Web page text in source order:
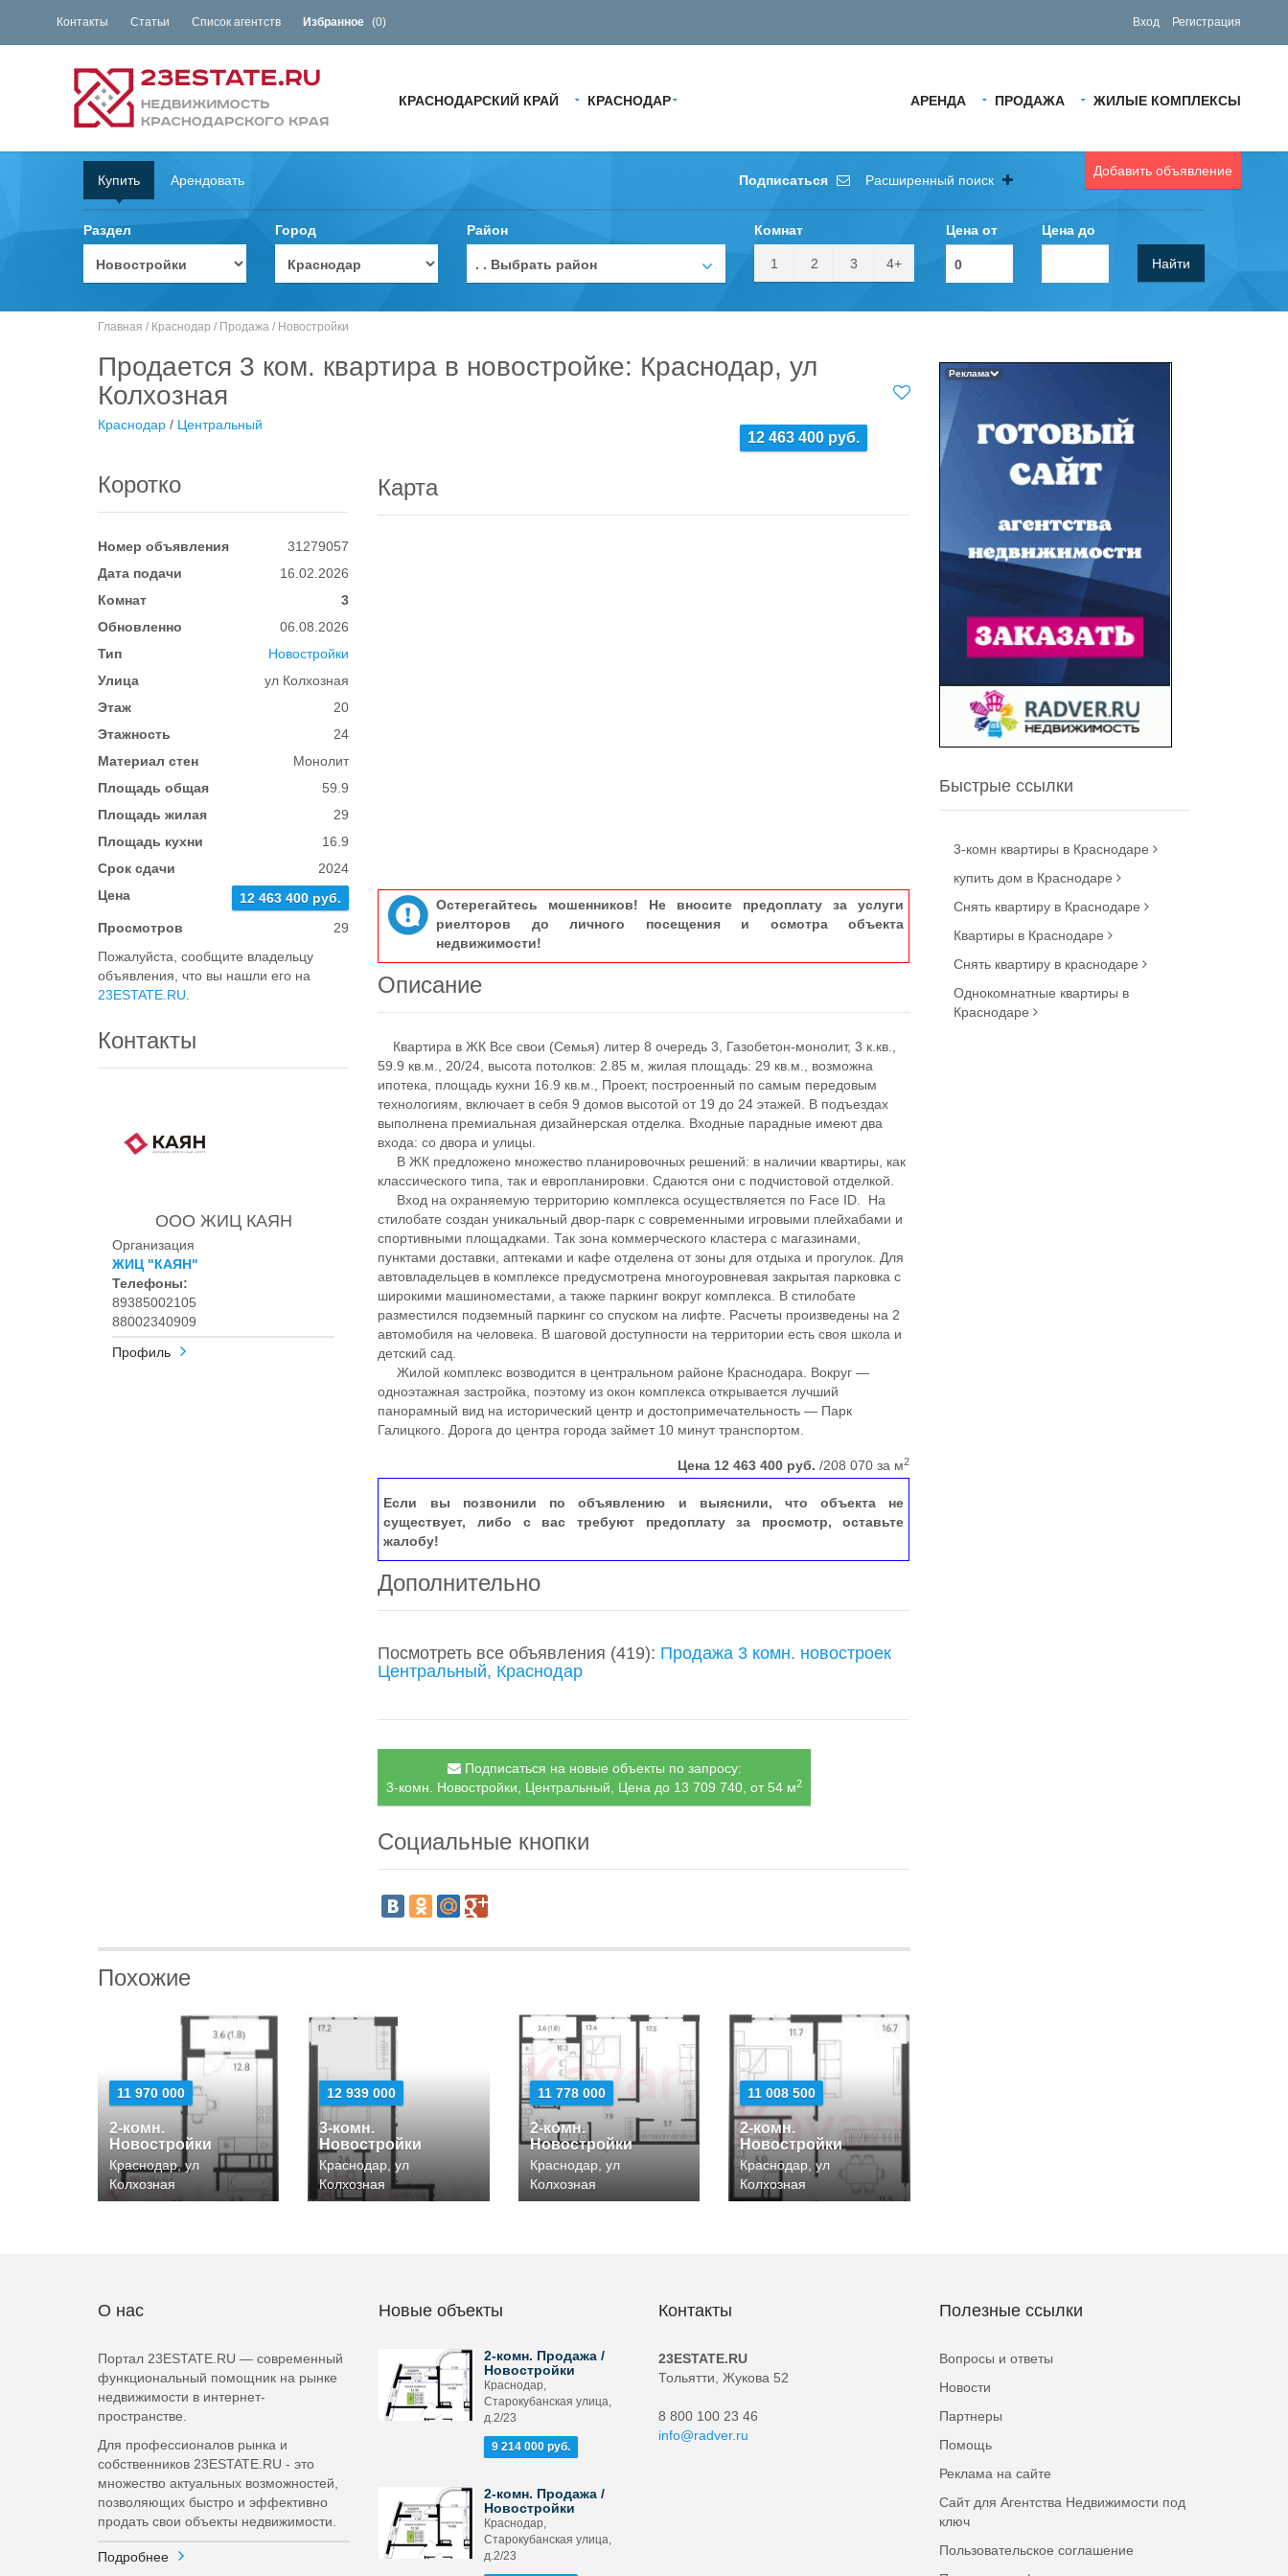
Контакты Статьи Список агентств Избранное (0) Вход Регистрация
АРЕНДА ПРОДАЖА ЖИЛЫЕ КОМПЛЕКСЫ
КРАСНОДАРСКИЙ КРАЙ КРАСНОДАР
Добавить объявление
Купить Арендовать Подписаться Расширенный поиск
Раздел Город Район
. . Выбрать район
Комнат
1 2 3 4+
Цена от Цена до
Найти
Главная / Краснодар / Продажа / Новостройки
Продается 3 ком. квартира в новостройке: Краснодар, ул
Колхозная
12 463 400 руб.
Краснодар / Центральный
Коротко
Номер объявления
31279057
Дата подачи
16.02.2026
Комнат
3
Обновленно
06.08.2026
Тип
Новостройки
Улица
ул Колхозная
Этаж
20
Этажность
24
Материал стен
Монолит
Площадь общая
59.9
Площадь жилая
29
Площадь кухни
16.9
Срок сдачи
2024
Цена
12 463 400 руб.
Просмотров
29
Пожалуйста, сообщите владельцу
объявления, что вы нашли его на
23ESTATE.RU
Контакты
ООО ЖИЦ КАЯН
Организация
ЖИЦ "КАЯН"
Телефоны:
89385002105
88002340909
Профиль
Карта
Остерегайтесь мошенников! Не вносите предоплату за услуги
риелторов до личного посещения и осмотра объекта
недвижимости!
Описание
Квартира в ЖК Все свои (Семья) литер 8 очередь 3, Газобетон-монолит, 3 к.кв.,
59.9 кв.м., 20/24, высота потолков: 2.85 м, жилая площадь: 29 кв.м., возможна
ипотека, площадь кухни 16.9 кв.м., Проект, построенный по самым передовым
технологиям, включает в себя 9 домов высотой от 19 до 24 этажей. В подъездах
выполнена премиальная дизайнерская отделка. Входные парадные имеют два
входа: со двора и улицы.
В ЖК предложено множество планировочных решений: в наличии квартиры, как
классического типа, так и европланировки. Сдаются они с подчистовой отделкой.
Вход на охраняемую территорию комплекса осуществляется по Face ID. На
стилобате создан уникальный двор-парк с современными игровыми плейхабами и
спортивными площадками. Так зона коммерческого кластера с магазинами,
пунктами доставки, аптеками и кафе отделена от зоны для отдыха и прогулок. Для
автовладельцев в комплексе предусмотрена многоуровневая закрытая парковка с
широкими машиноместами, а также паркинг вокруг комплекса. В стилобате
разместился подземный паркинг со спуском на лифте. Расчеты произведены на 2
автомобиля на человека. В шаговой доступности на территории есть своя школа и
детский сад.
Жилой комплекс возводится в центральном районе Краснодара. Вокруг —
одноэтажная застройка, поэтому из окон комплекса открывается лучший
панорамный вид на исторический центр и достопримечательность — Парк
Галицкого. Дорога до центра города займет 10 минут транспортом.
Цена 12 463 400 руб. /208 070 за м2
Если вы позвонили по объявлению и выяснили, что объекта не
существует, либо с вас требуют предоплату за просмотр, оставьте
жалобу!
Дополнительно
Посмотреть все объявления (419): Продажа 3 комн. новостроек
Центральный, Краснодар
Подписаться на новые объекты по запросу:
3-комн. Новостройки, Центральный, Цена до 13 709 740, от 54 м2
Социальные кнопки
Похожие
11 970 000
2-комн.
Новостройки
Краснодар, ул
Колхозная
12 939 000
3-комн.
Новостройки
Краснодар, ул
Колхозная
11 778 000
2-комн.
Новостройки
Краснодар, ул
Колхозная
11 008 500
2-комн.
Новостройки
Краснодар, ул
Колхозная
Реклама
Быстрые ссылки
3-комн квартиры в Краснодаре
купить дом в Краснодаре
Снять квартиру в Краснодаре
Квартиры в Краснодаре
Снять квартиру в краснодаре
Однокомнатные квартиры в
Краснодаре
О нас
Портал 23ESTATE.RU — современный
функциональный помощник на рынке
недвижимости в интернет-
пространстве.
Для профессионалов рынка и
собственников 23ESTATE.RU - это
множество актуальных возможностей,
позволяющих быстро и эффективно
продать свои объекты недвижимости.
Подробнее
Новые объекты
2-комн. Продажа /
Новостройки
Краснодар,
Старокубанская улица,
д.2/23
9 214 000 руб.
2-комн. Продажа /
Новостройки
Краснодар,
Старокубанская улица,
д.2/23
Контакты
23ESTATE.RU
Тольятти, Жукова 52
8 800 100 23 46
info@radver.ru
Полезные ссылки
Вопросы и ответы
Новости
Партнеры
Помощь
Реклама на сайте
Сайт для Агентства Недвижимости под
ключ
Пользовательское соглашение